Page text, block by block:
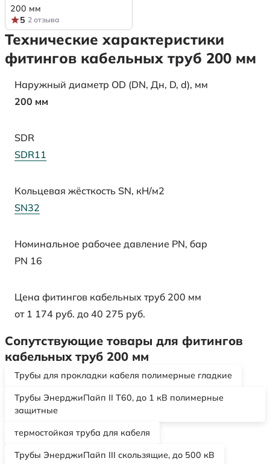
200 мм
5 2 отзыва
Технические характеристики
фитингов кабельных труб 200 мм
Наружный диаметр OD (DN, Дн, D, d), мм
200 мм
SDR
SDR11
Кольцевая жёсткость SN, кН/м2
SN32
Номинальное рабочее давление PN, бар
PN 16
Цена фитингов кабельных труб 200 мм
от 1 174 руб. до 40 275 руб.
Сопутствующие товары для фитингов
кабельных труб 200 мм
Трубы для прокладки кабеля полимерные гладкие
Трубы ЭнерджиПайп II Т60, до 1 кВ полимерные
защитные
термостойкая труба для кабеля
Трубы ЭнерджиПайп III скользящие, до 500 кВ